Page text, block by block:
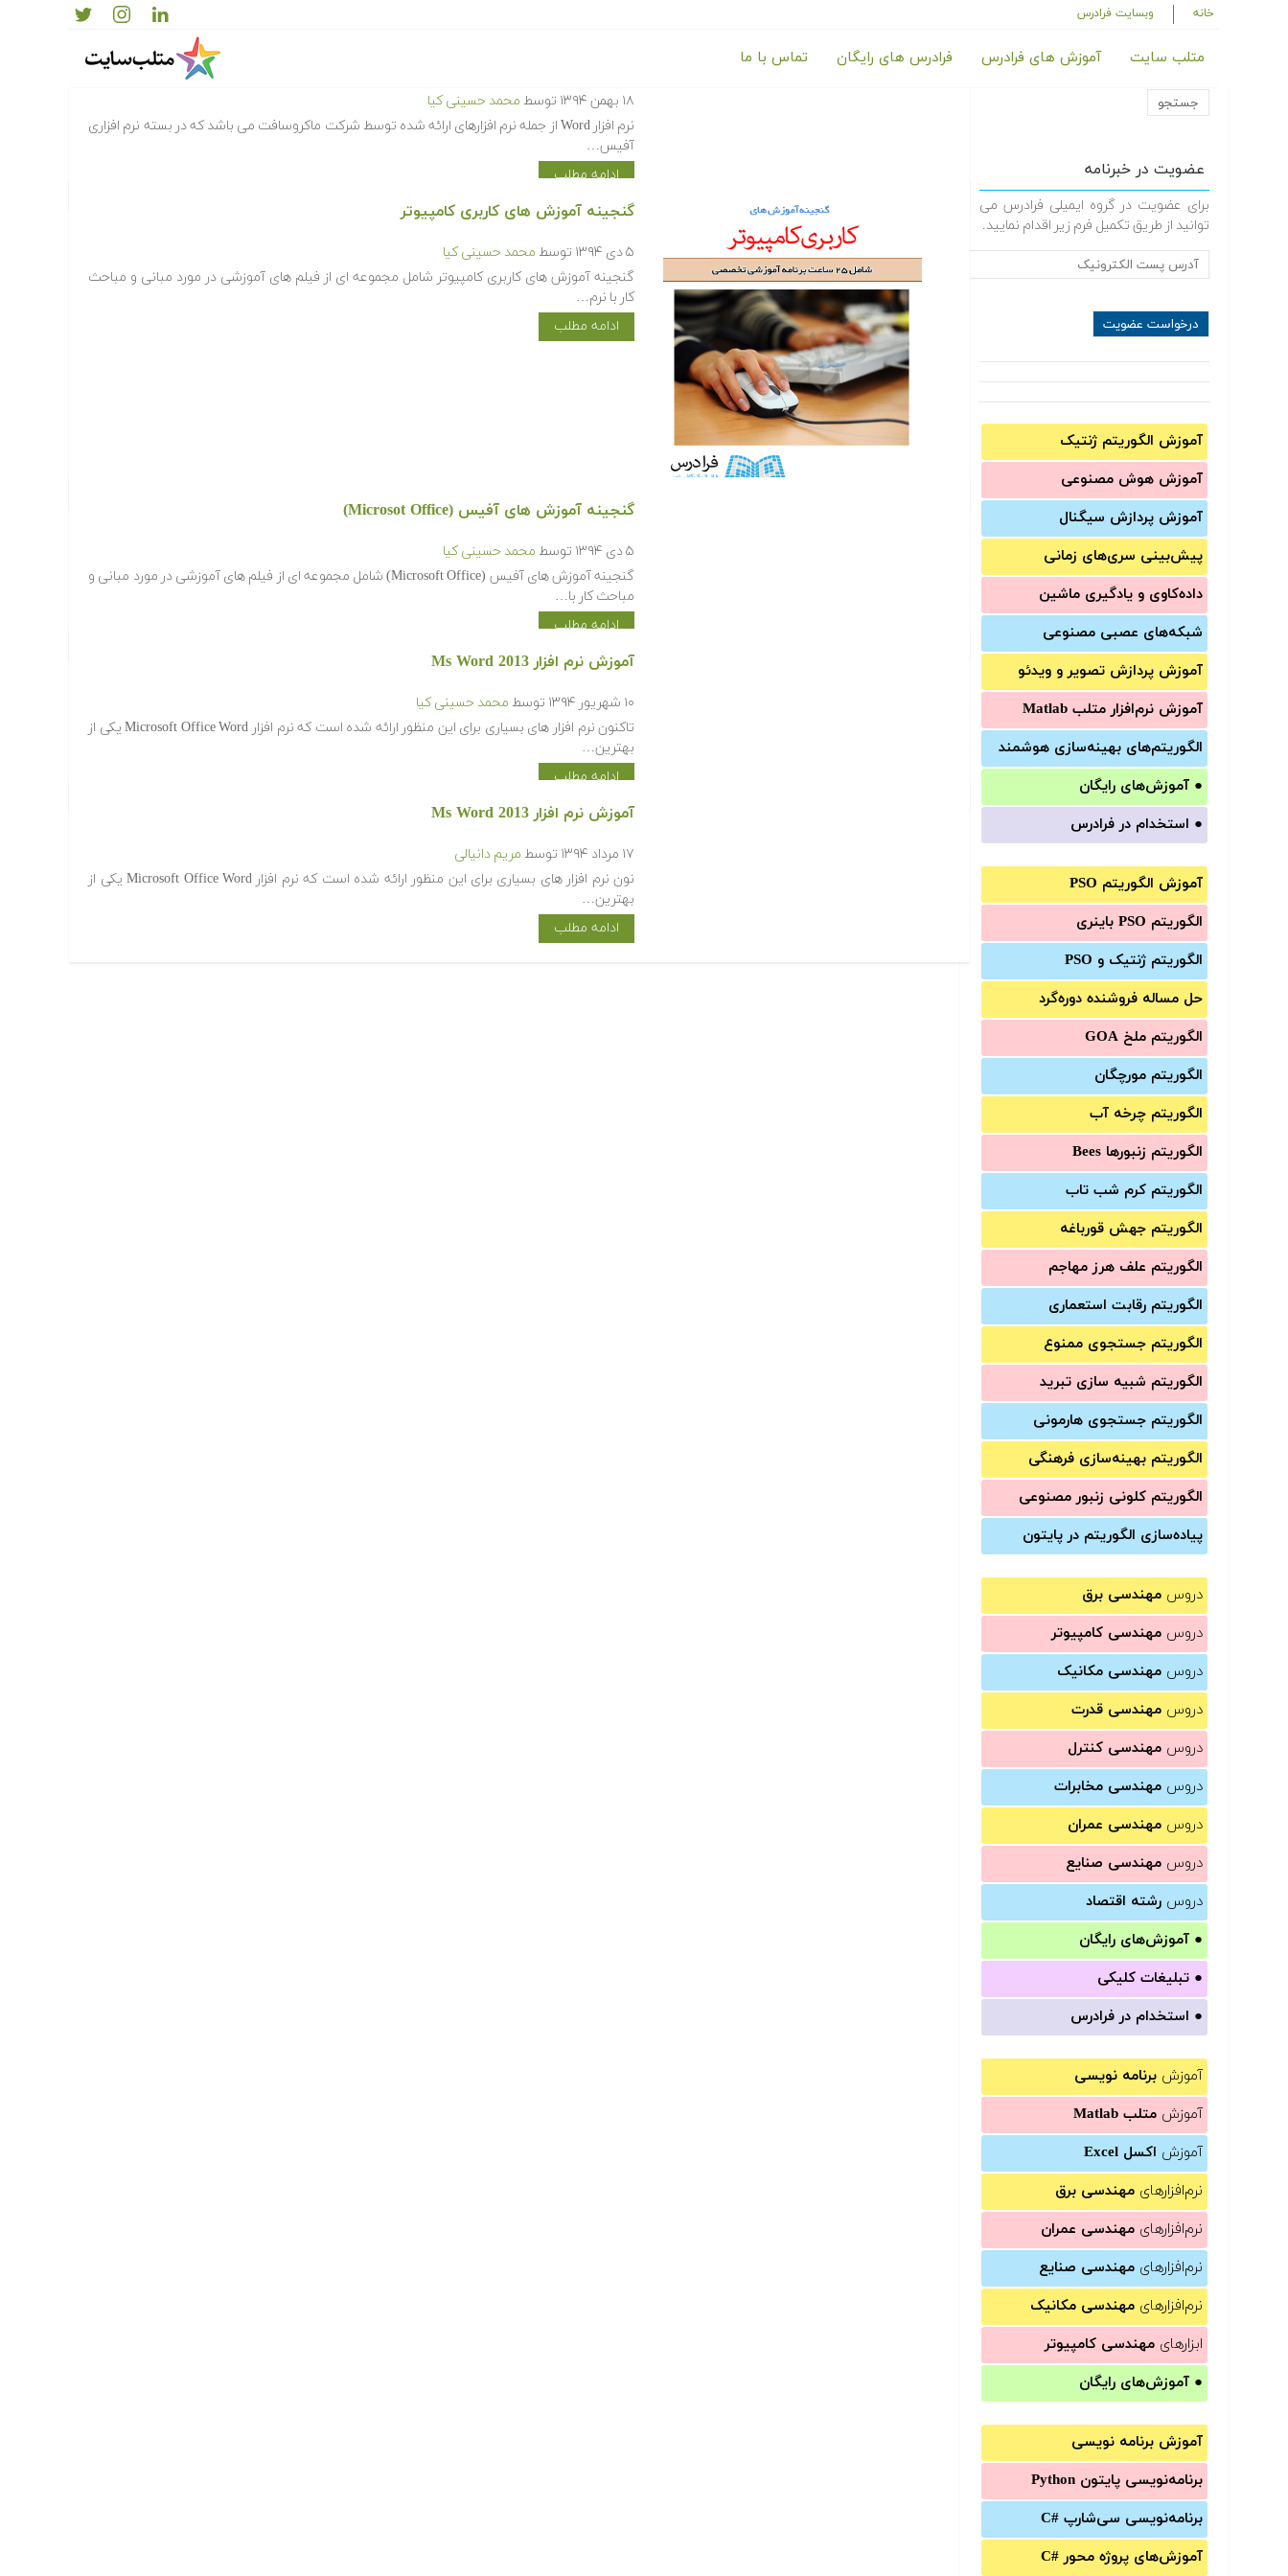
خانه وبسایت فرادرس
متلب سایت آموزش های فرادرس فرادرس های رایگان تماس با ما
عضویت در خبرنامه
برای عضویت در گروه ایمیلی فرادرس می
توانید از طریق تکمیل فرم زیر اقدام نمایید.
آموزش الگوریتم ژنتیک
آموزش‌ هوش مصنوعی
آموزش‌ پردازش سیگنال
پیش‌‌بینی سری‌‌های زمانی
داده‌کاوی و یادگیری ماشین
شبکه‌های عصبی مصنوعی
آموزش‌ پردازش تصویر و ویدئو
آموزش‌ نرم‌افزار متلب Matlab
الگوریتم‌های بهینه‌سازی هوشمند
● آموزش‌های رایگان
● استخدام در فرادرس
آموزش الگوریتم PSO
الگوریتم PSO باینری
الگوریتم ژنتیک و PSO
حل مساله فروشنده دوره‌گرد
الگوریتم ملخ GOA
الگوریتم مورچگان
الگوریتم چرخه آب
الگوریتم زنبورها Bees
الگوریتم کرم شب تاب
الگوریتم جهش قورباغه
الگوریتم علف هرز مهاجم
الگوریتم رقابت استعماری
الگوریتم جستجوی ممنوع
الگوریتم شبیه سازی تبرید
الگوریتم جستجوی هارمونی
الگوریتم بهینه‌سازی فرهنگی
الگوریتم کلونی زنبور مصنوعی
پیاده‌سازی الگوریتم در پایتون
دروس مهندسی برق
دروس مهندسی کامپیوتر
دروس مهندسی مکانیک
دروس مهندسی قدرت
دروس مهندسی کنترل
دروس مهندسی مخابرات
دروس مهندسی عمران
دروس مهندسی صنایع
دروس رشته اقتصاد
● آموزش‌های رایگان
● تبلیغات کلیکی
● استخدام در فرادرس
آموزش برنامه نویسی
آموزش متلب Matlab
آموزش اکسل Excel
نرم‌افزارهای مهندسی برق
نرم‌افزارهای مهندسی عمران
نرم‌افزارهای مهندسی صنایع
نرم‌افزارهای مهندسی مکانیک
ابزارهای مهندسی کامپیوتر
● آموزش‌های رایگان
آموزش برنامه نویسی
برنامه‌نویسی پایتون Python
برنامه‌‌نویسی سی‌شارپ C#‎
آموزش‌های پروژه محور #C
۱۸ بهمن ۱۳۹۴ توسط محمد حسینی کیا
نرم افزار Word از جمله نرم افزارهای ارائه شده توسط شرکت ماکروسافت می باشد که در بسته نرم افزاری
آفیس…
ادامه مطلب
گنجینه آموزش های کاربری کامپیوتر
۵ دی ۱۳۹۴ توسط محمد حسینی کیا
گنجینه آموزش های کاربری کامپیوتر شامل مجموعه ای از فیلم های آموزشی در مورد مبانی و مباحث
کار با نرم…
ادامه مطلب
گنجینه آموزش های آفیس (Microsot Office)
۵ دی ۱۳۹۴ توسط محمد حسینی کیا
گنجینه آموزش های آفیس (Microsoft Office) شامل مجموعه ای از فیلم های آموزشی در مورد مبانی و
مباحث کار با…
ادامه مطلب
آموزش نرم افزار Ms Word 2013
۱۰ شهریور ۱۳۹۴ توسط محمد حسینی کیا
تاکنون نرم افزار های بسیاری برای این منظور ارائه شده است که نرم افزار Microsoft Office Word یکی از
بهترین…
ادامه مطلب
آموزش نرم افزار Ms Word 2013
۱۷ مرداد ۱۳۹۴ توسط مریم دانیالی
نون نرم افزار های بسیاری برای این منظور ارائه شده است که نرم افزار Microsoft Office Word یکی از
بهترین…
ادامه مطلب